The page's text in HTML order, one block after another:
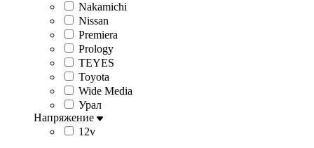
Nakamichi
Nissan
Premiera
Prology
TEYES
Toyota
Wide Media
Урал
Напряжение
12v